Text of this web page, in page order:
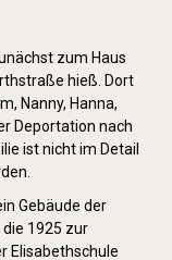
zum Haus
hieß. Dort
Nanny, Hanna,
Deportation nach
ist nicht im Detail
Gebäude der
die 1925 zur
Elisabethschule